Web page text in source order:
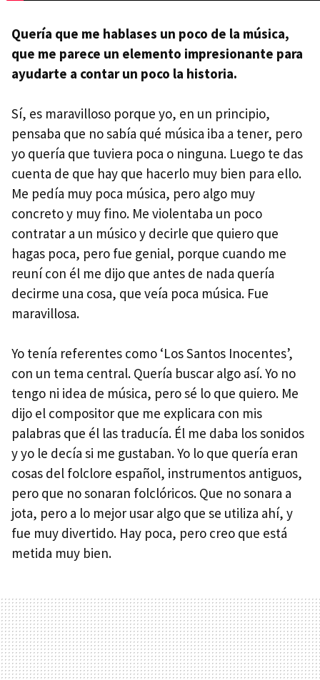
Quería que me hablases un poco de la música,
que me parece un elemento impresionante para
ayudarte a contar un poco la historia.
Sí, es maravilloso porque yo, en un principio,
pensaba que no sabía qué música iba a tener, pero
yo quería que tuviera poca o ninguna. Luego te das
cuenta de que hay que hacerlo muy bien para ello.
Me pedía muy poca música, pero algo muy
concreto y muy fino. Me violentaba un poco
contratar a un músico y decirle que quiero que
hagas poca, pero fue genial, porque cuando me
reuní con él me dijo que antes de nada quería
decirme una cosa, que veía poca música. Fue
maravillosa.
Yo tenía referentes como ‘Los Santos Inocentes’,
con un tema central. Quería buscar algo así. Yo no
tengo ni idea de música, pero sé lo que quiero. Me
dijo el compositor que me explicara con mis
palabras que él las traducía. Él me daba los sonidos
y yo le decía si me gustaban. Yo lo que quería eran
cosas del folclore español, instrumentos antiguos,
pero que no sonaran folclóricos. Que no sonara a
jota, pero a lo mejor usar algo que se utiliza ahí, y
fue muy divertido. Hay poca, pero creo que está
metida muy bien.